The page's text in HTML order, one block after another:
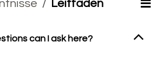
Leitfaden
can I ask here?